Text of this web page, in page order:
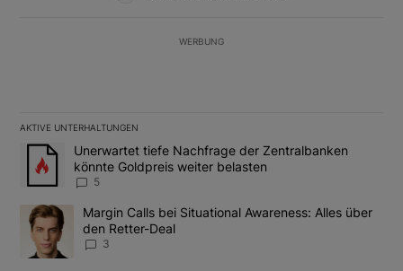
WERBUNG
AKTIVE UNTERHALTUNGEN
Das Folgende ist eine Liste der am meisten kommentierten
Ein Trendartikel mit dem Titel "Unerwartet tiefe Nachfrage der
Unerwartet tiefe Nachfrage der Zentralbanken
könnte Goldpreis weiter belasten
5
Ein Trendartikel mit dem Titel "Margin Calls bei Situational
Margin Calls bei Situational Awareness: Alles über
den Retter-Deal
3